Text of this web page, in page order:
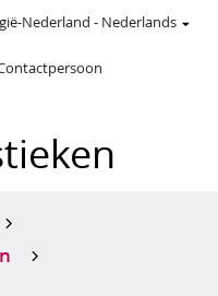
Nederland - Nederlands